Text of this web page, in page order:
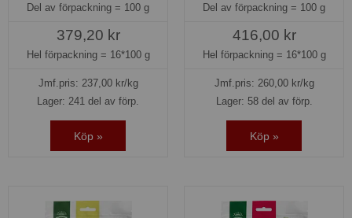
Del av förpackning = 100 g
379,20 kr
Hel förpackning = 16*100 g
Jmf.pris: 237,00kr/kg
Lager: 241 del av förp.
Köp »
Del av förpackning = 100 g
416,00 kr
Hel förpackning = 16*100 g
Jmf.pris: 260,00kr/kg
Lager: 58 del av förp.
Köp »